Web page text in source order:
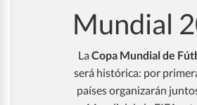
Mundial
LaCopa Mundial de
será histórica: por
países organizarán